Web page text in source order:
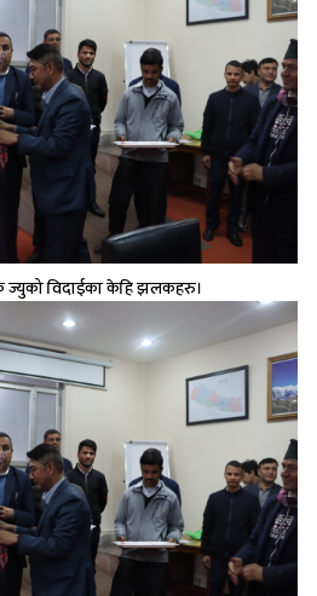
ज्युको विदाईका केहि झलकहरु।